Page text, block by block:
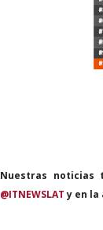
Nuestras noticias
@ITNEWSLATy en la